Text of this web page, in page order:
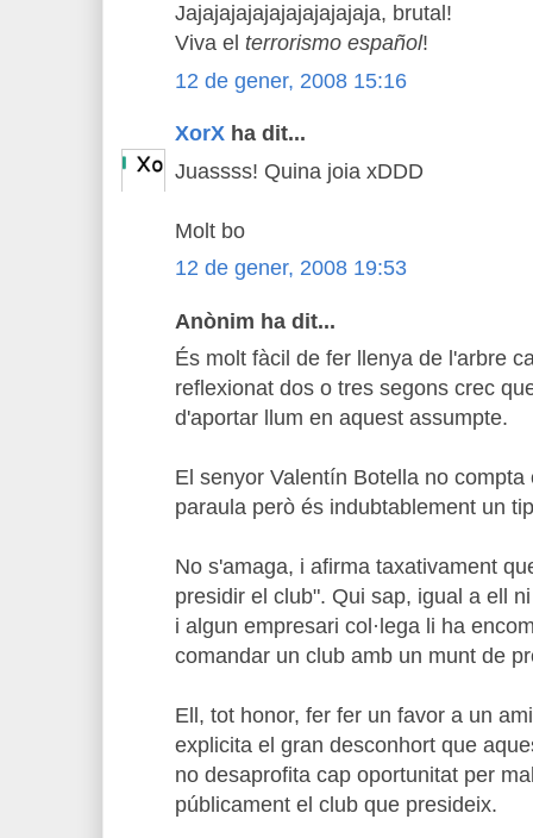
Jajajajajajajajajajajaja, brutal!
Viva el terrorismo español!
12 de gener, 2008 15:16
XorX ha dit...
Juassss! Quina joia xDDD
Molt bo
12 de gener, 2008 19:53
Anònim ha dit...
És molt fàcil de fer llenya de l'arbre
reflexionat dos o tres segons crec
d'aportar llum en aquest assumpte.
El senyor Valentín Botella no
paraula però és indubtablement un
No s'amaga, i afirma taxativament
presidir el club". Qui sap, igual a ell
i algun empresari col·lega li ha
comandar un club amb un munt de
Ell, tot honor, fer fer un favor a un
explicita el gran desconhort que
no desaprofita cap oportunitat per
públicament el club que presideix.